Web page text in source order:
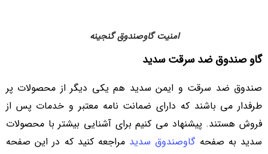
امنیت گاوصندوق گنجینه​
گاو صندوق ضد سرقت سدید
صندوق ضد سرقت و ایمن سدید هم یکی دیگر از محصولات پر
طرفدار می باشند که دارای ضمانت نامه معتبر و خدمات پس از
فروش هستند. پیشنهاد می کنیم برای آشنایی بیشتر با محصولات
سدید به صفحهگاوصندوق سدید مراجعه کنید که در این صفحه